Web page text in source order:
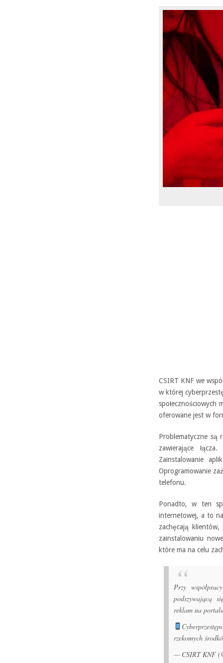
CSIRT KNF we
w której
społecznościowych
oferowane jest w
Problematyczne są
zawierające
Zainstalowanie
Oprogramowanie
telefonu.
Ponadto, w ten
internetowej, a to
zachęcają
zainstalowaniu
które ma na celu
Przy
podszywającą
reklam na
rzekomych
— CSIRT KNF